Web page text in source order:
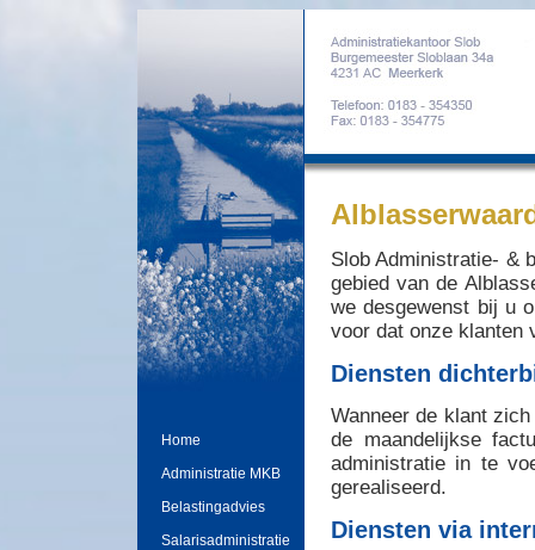
Home
Administratie MKB
Belastingadvies
Salarisadministratie
Slob Administratie- &
gebied van de
we desgewenst bij u
voor dat onze klanten
Diensten
Wanneer de klant
de maandelijkse
administratie in te
gerealiseerd.
Diensten via